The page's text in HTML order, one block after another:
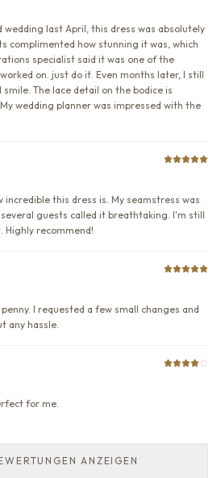
wedding last April, this dress was absolutely
complimented how stunning it was, which
specialist said it was one of the
on. just do it. Even months later, I still
The lace detail on the bodice is
wedding planner was impressed with the
incredible this dress is. My seamstress was
guests called it breathtaking. I'm still
Highly recommend!
I requested a few small changes and
any hassle.
for me.
ANZEIGEN